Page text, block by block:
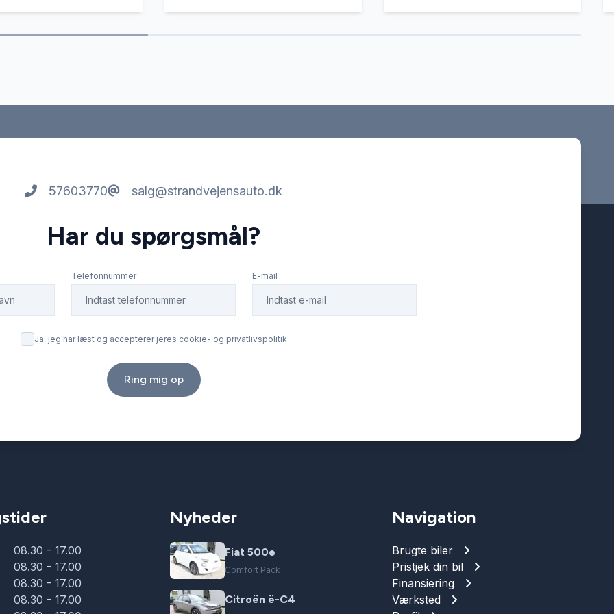
57603770 salg@strandvejensauto.dk
Har du spørgsmål?
Telefonnummer E-mail
Ja, jeg har læst og accepterer jeres cookie- og privatlivspolitik
Ring mig op
08.30 - 17.00
08.30 - 17.00
08.30 - 17.00
08.30 - 17.00
Nyheder
Fiat 500e
Comfort Pack
Citroën ë-C4
Navigation
Brugte biler
Pristjek din bil
Finansiering
Værksted